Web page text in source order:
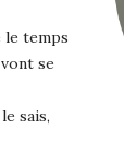
le temps
se
sais,